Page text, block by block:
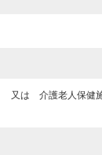
又は 介護老人保健